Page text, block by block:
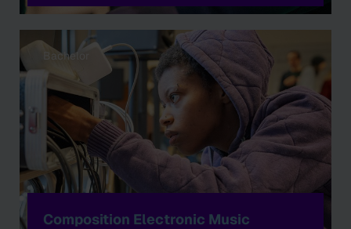
Bachelor
Composition Electronic Music